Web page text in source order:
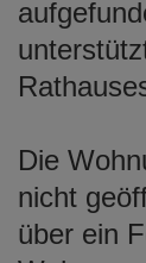
Die
nicht
über ein